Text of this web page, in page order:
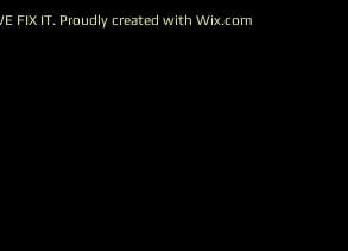
FIX IT.​ Proudly created with Wix.com